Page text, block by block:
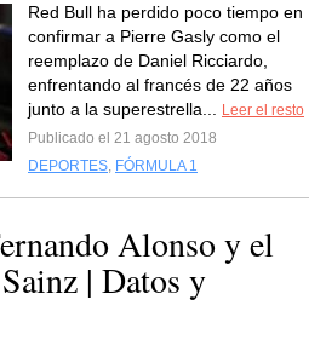
Red Bull ha perdido poco tiempo en
confirmar a Pierre Gasly como el
reemplazo de Daniel Ricciardo,
enfrentando al francés de 22 años
junto a la superestrella...
Leer el resto
Publicado el 21 agosto 2018
DEPORTES, FÓRMULA 1
Alonso y el
| Datos y